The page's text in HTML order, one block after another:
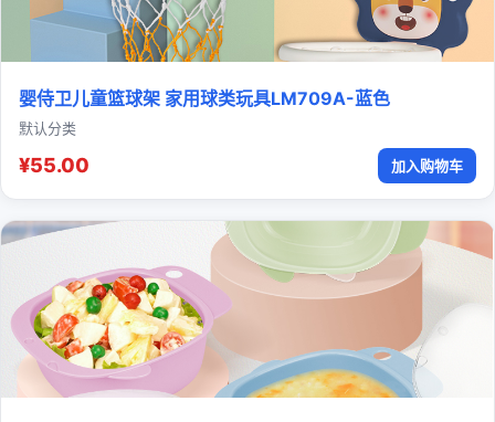
婴侍卫儿童篮球架 家用球类玩具LM709A-蓝色
默认分类
¥55.00 加入购物车